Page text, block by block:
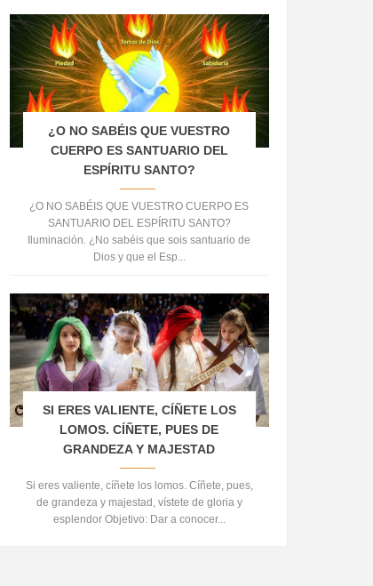
¿O NO SABÉIS QUE VUESTRO
CUERPO ES SANTUARIO DEL
ESPÍRITU SANTO?
¿O NO SABÉIS QUE VUESTRO CUERPO ES
SANTUARIO DEL ESPÍRITU SANTO?
Iluminación. ¿No sabéis que sois santuario de
Dios y que el Esp...
SI ERES VALIENTE, CÍÑETE LOS
LOMOS. CÍÑETE, PUES DE
GRANDEZA Y MAJESTAD
Si eres valiente, cíñete los lomos. Cíñete, pues,
de grandeza y majestad, vístete de gloria y
esplendor Objetivo: Dar a conocer...